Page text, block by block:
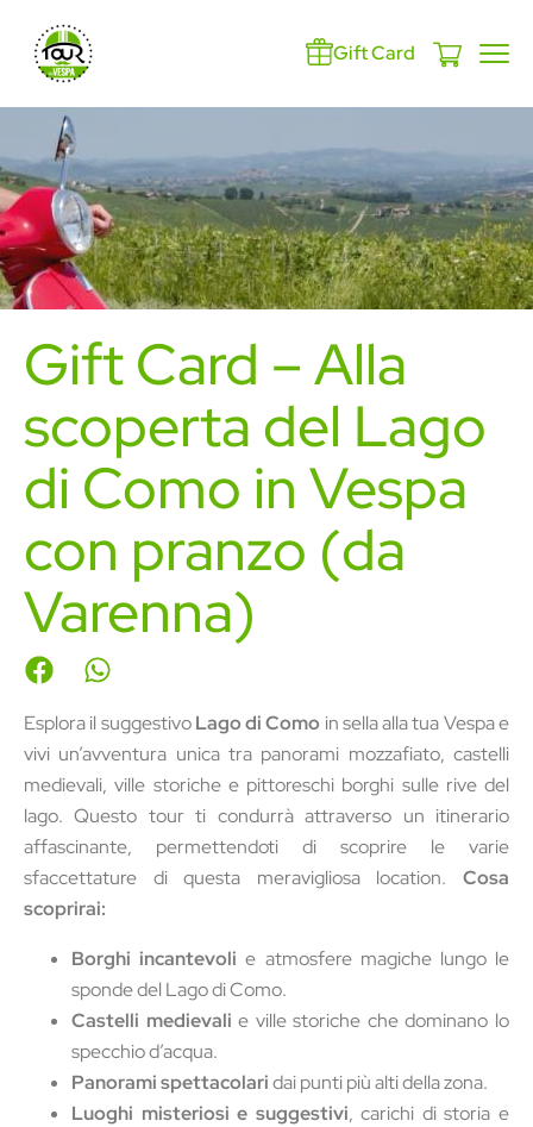
Gift Card
Gift Card – Alla
scoperta del Lago
di Como in Vespa
con pranzo (da
Varenna)
Esplora il suggestivoLago di Como in sella alla tua Vespa e
vivi un’avventura unica tra panorami mozzafiato, castelli
medievali, ville storiche e pittoreschi borghi sulle rive del
lago. Questo tour ti condurrà attraverso un itinerario
affascinante, permettendoti di scoprire le varie
sfaccettature di questa meravigliosa location. Cosa
scoprirai:
Borghi incantevoli e atmosfere magiche lungo le
sponde del Lago di Como.
Castelli medievali e ville storiche che dominano lo
specchio d’acqua.
Panorami spettacolaridai punti più alti della zona.
Luoghi misteriosi e suggestivi, carichi di storia e